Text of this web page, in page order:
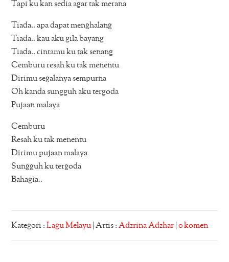
Tapi ku kan sedia agar tak merana
Tiada.. apa dapat menghalang
Tiada.. kau aku gila bayang
Tiada.. cintamu ku tak senang
Cemburu resah ku tak menentu
Dirimu segalanya sempurna
Oh kanda sungguh aku tergoda
Pujaan malaya
Cemburu
Resah ku tak menentu
Dirimu pujaan malaya
Sungguh ku tergoda
Bahagia..
Kategori :Lagu Melayu | Artis :Adzrina Adzhar |0 komen